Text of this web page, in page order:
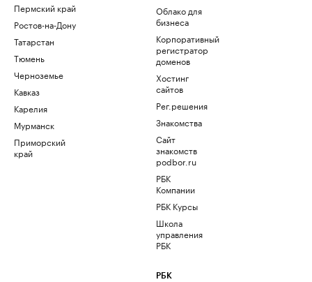
Пермский край
Ростов-на-Дону
Татарстан
Тюмень
Черноземье
Кавказ
Карелия
Мурманск
Приморский
край
Облако для
бизнеса
Корпоративный
регистратор
доменов
Хостинг
сайтов
Рег.решения
Знакомства
Сайт
знакомств
podbor.ru
РБК
Компании
РБК Курсы
Школа
управления
РБК
РБК